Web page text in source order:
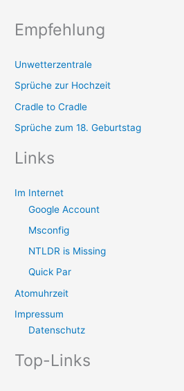
Empfehlung
Unwetterzentrale
Sprüche zur Hochzeit
Cradle to Cradle
Sprüche zum 18. Geburtstag
Links
Im Internet
Google Account
Msconfig
NTLDR is Missing
Quick Par
Atomuhrzeit
Impressum
Datenschutz
Top-Links